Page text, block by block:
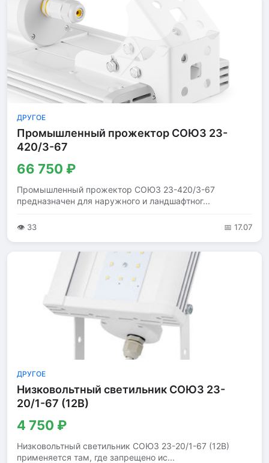
ДРУГОЕ
Промышленный прожектор СОЮЗ 23-
420/3-67
66 750 ₽
Промышленный прожектор СОЮЗ 23-420/3-67
предназначен для наружного и ландшафтног...
👁 33 📅 17.07
ДРУГОЕ
Низковольтный светильник СОЮЗ 23-
20/1-67 (12В)
4 750 ₽
Низковольтный светильник СОЮЗ 23-20/1-67 (12В)
применяется там, где запрещено ис...